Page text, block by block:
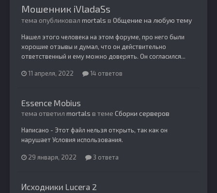
Мошенник iVladaSs
тема опубликовал mortals в Общение на любую тему
Нашел этого человека на этом форуме, про него были
хорошие отзывы и думал, что он действительно
ответственный и ему можно доверять. Он согласился...
11 апреля, 2022 14 ответов
Essence Mobius
тема ответил mortals в теме Сборки серверов
Написано - Этот файл нельзя открыть, так как он
нарушает Условия использования.
29 января, 2022 3 ответа
Исходники Lucera 2